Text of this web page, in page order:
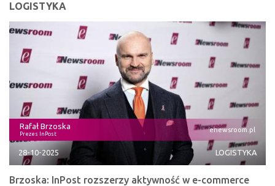
LOGISTYKA
Rafał Brzoska
Prezes InPost
enewsroom.pl
28-10-2025 LOGISTYKA
Brzoska: InPost rozszerzy aktywność w e-commerce